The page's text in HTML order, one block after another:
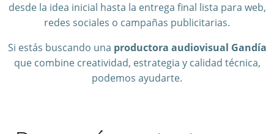
desde la idea inicial hasta la entrega final lista para web,
redes sociales o campañas publicitarias.
Si estás buscando una productora audiovisual Gandía
que combine creatividad, estrategia y calidad técnica,
podemos ayudarte.